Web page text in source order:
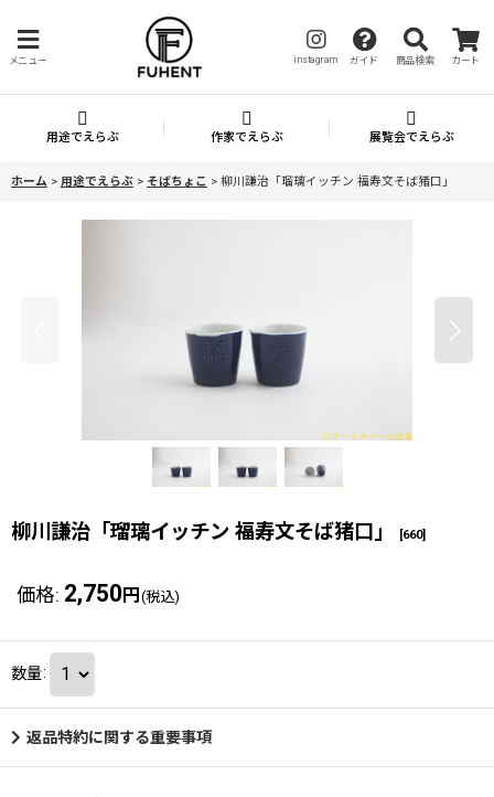
メニュー instagram ガイド 商品検索 カート
用途でえらぶ 作家でえらぶ 展覧会でえらぶ
ホーム > 用途でえらぶ > そばちょこ > 柳川謙治「瑠璃イッチン 福寿文そば猪口」
柳川謙治「瑠璃イッチン 福寿文そば猪口」 [660]
価格: 2,750 円 (税込)
数量:
返品特約に関する重要事項